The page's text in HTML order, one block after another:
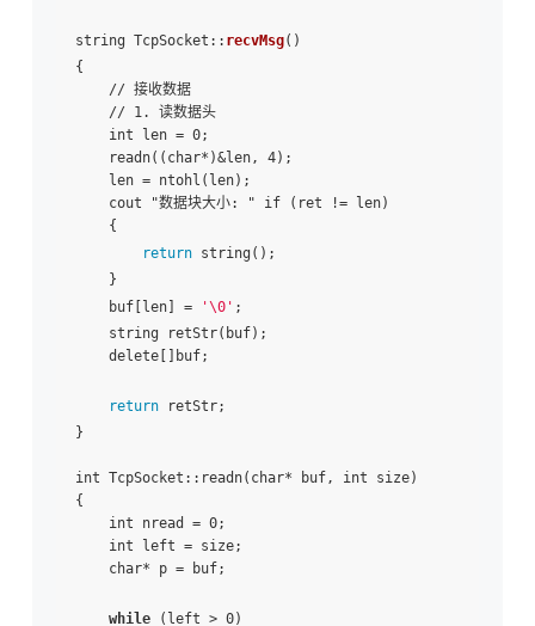
string TcpSocket:: recvMsg()
{
// 接收数据
// 1. 读数据头
int len = 0;
readn((char*)&len, 4);
len = ntohl(len);
cout "数据块大小: " if (ret != len)
{
return string();
}
buf[len] =
'\0' ;
string retStr(buf);
delete[]buf;
return retStr;
}
int TcpSocket::readn(char* buf, int size)
{
int nread = 0;
int left = size;
char* p = buf;
while (left > 0)